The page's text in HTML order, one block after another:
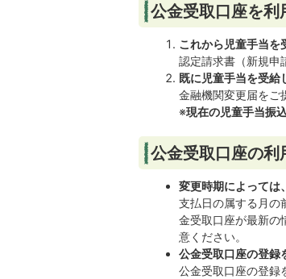
公金受取口座を利
これから児童手当を
認定請求書（新規申
既に児童手当を受給
金融機関変更届をご
※現在の児童手当振
公金受取口座の利
変更時期によっては
支払日の属する月の
金受取口座が最新の
意ください。
公金受取口座の登録
公金受取口座の登録